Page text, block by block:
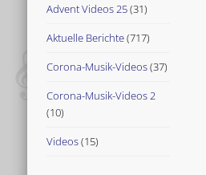
Advent Videos 25(31)
Aktuelle Berichte(717)
Corona-Musik-Videos(37)
Corona-Musik-Videos 2
(10)
Videos(15)